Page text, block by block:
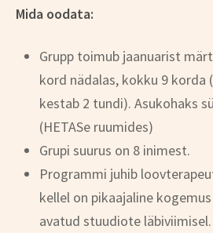
Mida oodata:
Grupp toimub jaanuarist
kord nädalas, kokku 9 korda
kestab 2 tundi). Asukohaks
(HETASe ruumides)
Grupi suurus on 8 inimest.
Programmi juhib
kellel on pikaajaline
avatud stuudiote